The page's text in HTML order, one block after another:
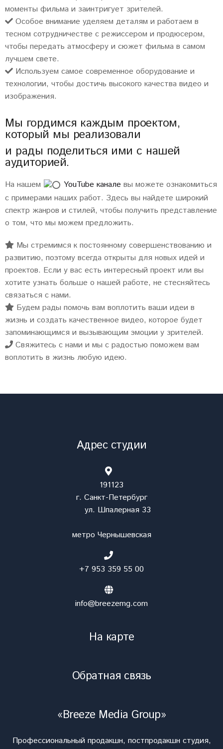
моменты фильма и заинтригует зрителей.
Особое внимание уделяем деталям и работаем в
тесном сотрудничестве с режиссером и продюсером,
чтобы передать атмосферу и сюжет фильма в самом
лучшем свете.
Используем самое современное оборудование и
технологии, чтобы достичь высокого качества видео и
изображения.
Мы гордимся каждым проектом,
который мы реализовали
и рады поделиться ими с нашей
аудиторией.
На нашем YouTube канале вы можете ознакомиться
с примерами наших работ. Здесь вы найдете широкий
спектр жанров и стилей, чтобы получить представление
о том, что мы можем предложить.
Мы стремимся к постоянному совершенствованию и
развитию, поэтому всегда открыты для новых идей и
проектов. Если у вас есть интересный проект или вы
хотите узнать больше о нашей работе, не стесняйтесь
связаться с нами.
Будем рады помочь вам воплотить ваши идеи в
жизнь и создать качественное видео, которое будет
запоминающимся и вызывающим эмоции у зрителей.
Свяжитесь с нами и мы с радостью поможем вам
воплотить в жизнь любую идею.
Адрес студии
191123
г. Санкт-Петербург
ул. Шпалерная 33
метро Чернышевская
+7 953 359 55 00
info@breezemg.com
На карте
Обратная связь
«Breeze Media Group»
Профессиональный продакшн, постпродакшн студия,